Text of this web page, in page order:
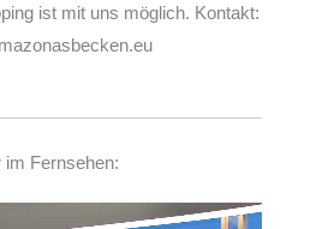
ist mit uns möglich. Kontakt:
im Fernsehen: